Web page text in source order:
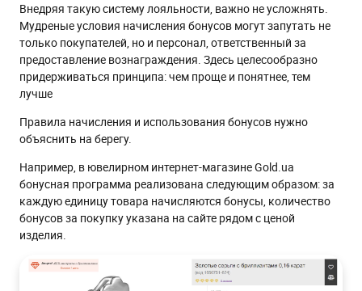
Внедряя такую систему лояльности, важно не усложнять.
Мудреные условия начисления бонусов могут запутать не
только покупателей, но и персонал, ответственный за
предоставление вознаграждения. Здесь целесообразно
придерживаться принципа: чем проще и понятнее, тем
лучше
Правила начисления и использования бонусов нужно
объяснить на берегу.
Например, в ювелирном интернет-магазине Gold.ua
бонусная программа реализована следующим образом: за
каждую единицу товара начисляются бонусы, количество
бонусов за покупку указана на сайте рядом с ценой
изделия.